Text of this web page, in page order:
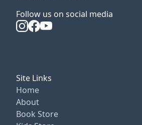
Follow us on social media
Site Links
Home
About
Book Store